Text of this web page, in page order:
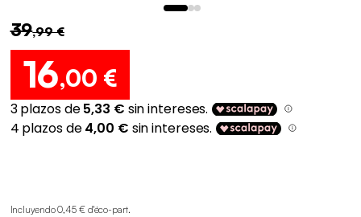
39,99 €
16,00 €
Incluyendo 0,45 € d'éco-part.